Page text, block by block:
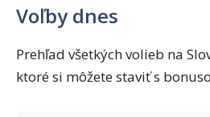
Voľby dnes
Prehľad všetkých volieb na
ktoré si môžete staviť s